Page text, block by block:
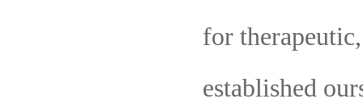
for
established